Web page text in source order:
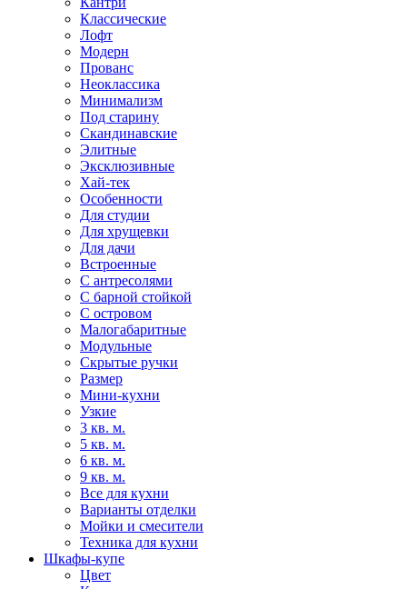
Классические
Лофт
Модерн
Прованс
Неоклассика
Минимализм
Под старину
Скандинавские
Элитные
Эксклюзивные
Хай-тек
Особенности
Для студии
Для хрущевки
Для дачи
Встроенные
С антресолями
С барной стойкой
С островом
Малогабаритные
Модульные
Скрытые ручки
Размер
Мини-кухни
Узкие
3 кв. м.
5 кв. м.
6 кв. м.
9 кв. м.
Все для кухни
Варианты отделки
Мойки и смесители
Техника для кухни
Шкафы-купе
Цвет